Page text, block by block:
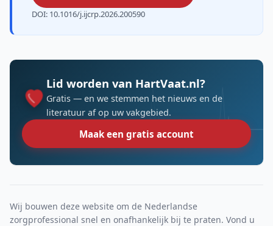
DOI: 10.1016/j.ijcrp.2026.200590
Lid worden van HartVaat.nl?
Gratis — en we stemmen het nieuws en de
literatuur af op uw vakgebied.
Maak een gratis account
Wij bouwen deze website om de Nederlandse
zorgprofessional snel en onafhankelijk bij te praten. Vond u